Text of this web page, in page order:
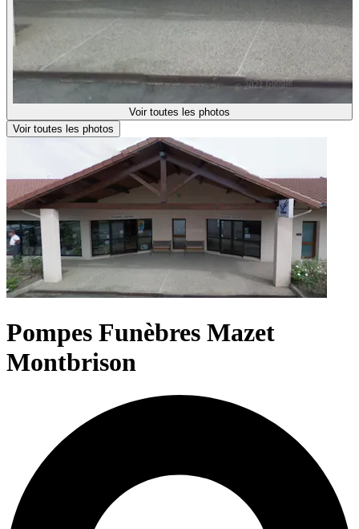
Voir toutes les photos
Voir toutes les photos
Pompes Funèbres Mazet
Montbrison